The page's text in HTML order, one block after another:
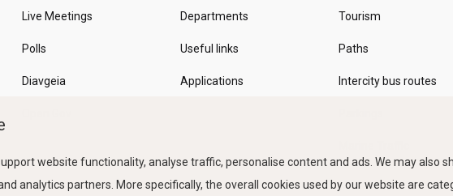
Live Meetings
Polls
Diavgeia
Departments
Useful links
Applications
Tourism
Paths
Intercity bus routes
website functionality, analyse traffic, personalise content and ads. We may also
analytics partners. More specifically, the overall cookies used by our website are